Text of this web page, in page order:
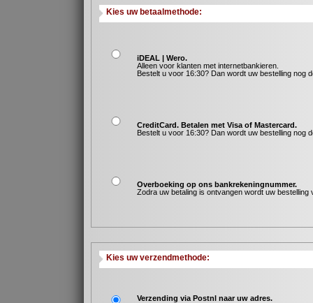
Kies uw betaalmethode:
iDEAL | Wero.
Alleen voor klanten met internetbankieren.
Bestelt u voor 16:30? Dan wordt uw bestelling nog
CreditCard. Betalen met Visa of Mastercard.
Bestelt u voor 16:30? Dan wordt uw bestelling nog
Overboeking op ons bankrekeningnummer.
Zodra uw betaling is ontvangen wordt uw bestelling
Kies uw verzendmethode:
Verzending via Postnl naar uw adres.